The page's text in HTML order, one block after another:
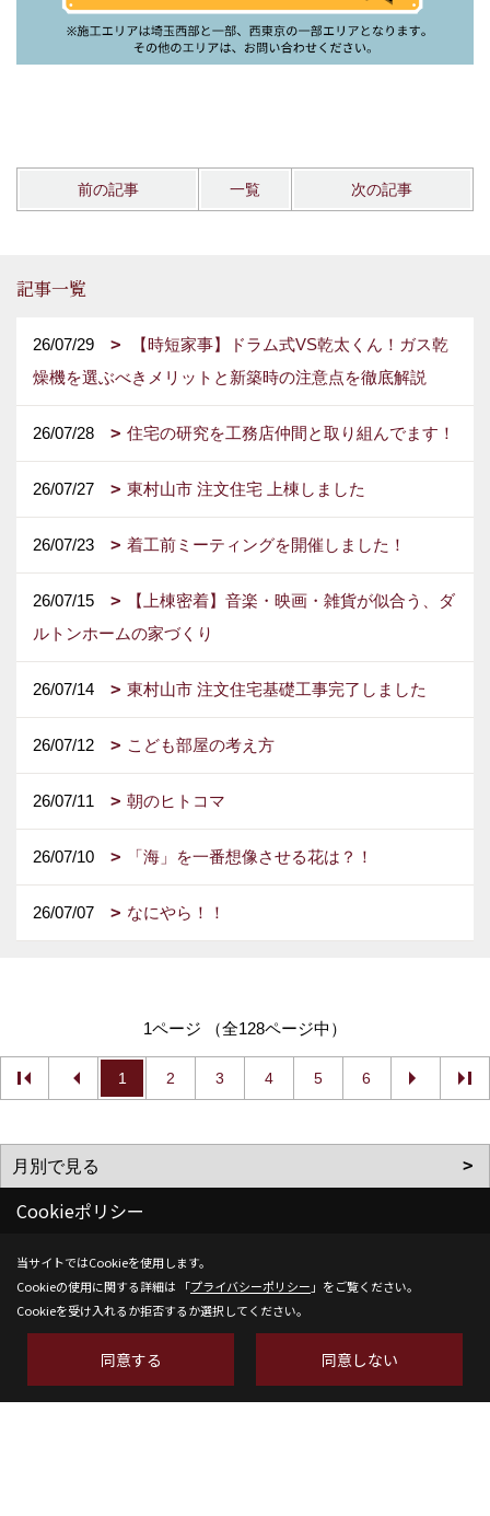
前の記事 一覧 次の記事
記事一覧
26/07/29
【時短家事】ドラム式VS乾太くん！ガス乾
燥機を選ぶべきメリットと新築時の注意点を徹底解説
26/07/28 住宅の研究を工務店仲間と取り組んでます！
26/07/27 東村山市 注文住宅 上棟しました
26/07/23 着工前ミーティングを開催しました！
26/07/15
【上棟密着】音楽・映画・雑貨が似合う、ダ
ルトンホームの家づくり
26/07/14 東村山市 注文住宅基礎工事完了しました
26/07/12 こども部屋の考え方
26/07/11 朝のヒトコマ
26/07/10 「海」を一番想像させる花は？！
26/07/07 なにやら！！
1ページ （全128ページ中）
1 2 3 4 5 6
株式会社SH-Space
〒350-1316
埼玉県狭山市南入曽558-9
Cookieポリシー
当サイトではCookieを使用します。
Cookieの使用に関する詳細は 「プライバシーポリシー 」をご覧ください。
Cookieを受け入れるか拒否するか選択してください。
同意する 同意しない